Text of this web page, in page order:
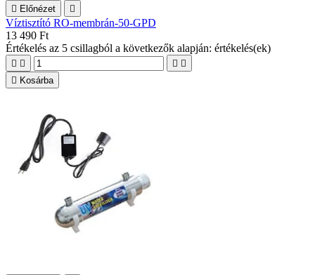
 Előnézet 
Víztisztító RO-membrán-50-GPD
13 490 Ft
Értékelés az 5 csillagból a következők alapján: értékelés(ek)
   
 Kosárba